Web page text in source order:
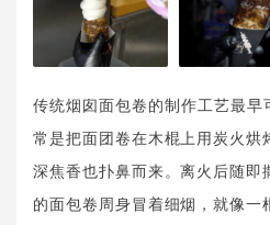
传统烟囱面包卷的制作工艺最
常是把面团卷在木棍上用炭火烘
深焦香也扑鼻而来。离火后随即
的面包卷周身冒着细烟，就像一